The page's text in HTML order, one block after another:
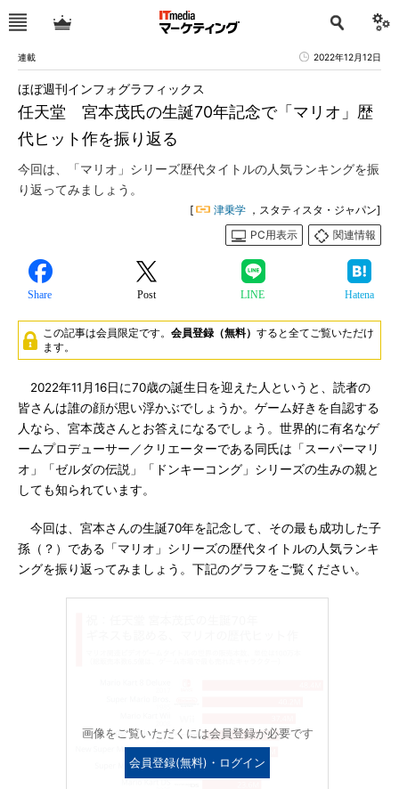
連載 2022年12月12日
任天堂 宮本茂氏の生誕70年記念で「マリオ」歴
代ヒット作を振り返る
ほぼ週刊インフォグラフィックス
今回は、「マリオ」シリーズ歴代タイトルの人気ランキングを振
り返ってみましょう。
[ 津乗学 ，スタティスタ・ジャパン]
PC用表示
関連情報
Share Post LINE Hatena
この記事は会員限定です。 会員登録（無料） すると全てご覧いただけ
ます。
2022年11月16日に70歳の誕生日を迎えた人というと、読者の
皆さんは誰の顔が思い浮かぶでしょうか。ゲーム好きを自認する
人なら、宮本茂さんとお答えになるでしょう。世界的に有名なゲ
ームプロデューサー／クリエーターである同氏は「スーパーマリ
オ」「ゼルダの伝説」「ドンキーコング」シリーズの生みの親と
しても知られています。
今回は、宮本さんの生誕70年を記念して、その最も成功した子
孫（？）である「マリオ」シリーズの歴代タイトルの人気ランキ
ングを振り返ってみましょう。下記のグラフをご覧ください。
画像をご覧いただくには会員登録が必要です
会員登録(無料)・ログイン